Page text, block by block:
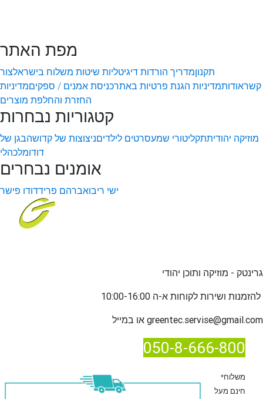
מפת האתר
תקנוןמדריך הורדות דיגיטליות שיטות משלוח בישראלצור
קשראודותמדיניות הגנת פרטיות באתרכניסת אמנים / ספקיםמדיניות
החזרת והחלפת מוצרים
קטגוריות נבחרות
מוזיקה יהודיתתקליטורי שמעסרטים לילדיםניצוצות של קדושהבגן של
דודומלכהלי
אומנים נבחרים
ישי ריבואברהם פרידדודו פישר
גרינטק - מוזיקה ותוכן יהודי
להזמנות ו
greentec.servise@gmail.com
050-8-666-800
*משלוח
חינם מעל